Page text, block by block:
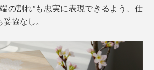
の割れ”も忠実に表現できるよう、仕
協なし。